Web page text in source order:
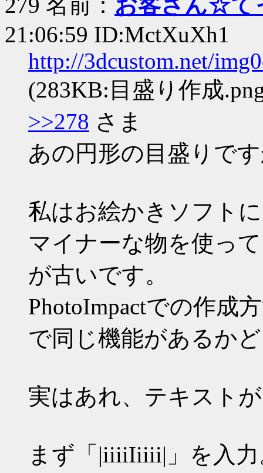
21:06:59 ID:MctXuXh1
http://3dcustom.net/
(283KB:目盛り作成
>>278 さま
あの円形の目盛りで
私はお絵かきソフト
マイナーな物を使っ
が古いです。
PhotoImpactでの作成
で同じ機能があるか
実はあれ、テキスト
まず「|iiiiIiiii|」を入